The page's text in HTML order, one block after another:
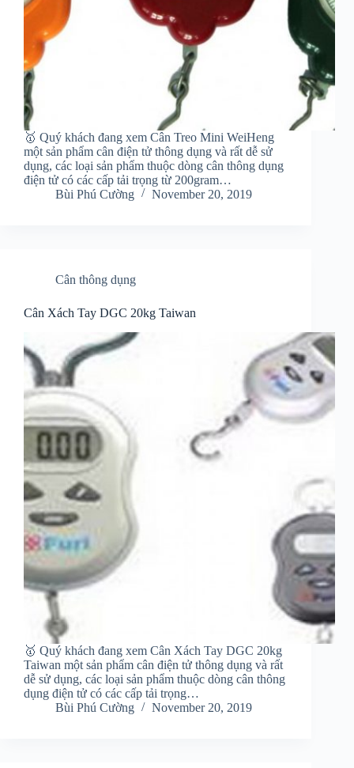
🥇 Quý khách đang xem Cân Treo Mini WeiHeng
một sản phẩm cân điện tử thông dụng và rất dễ sử
dụng, các loại sản phẩm thuộc dòng cân thông dụng
điện tử có các cấp tải trọng từ 200gram…
Bùi Phú Cường
November 20, 2019
Cân thông dụng
Cân Xách Tay DGC 20kg Taiwan
🥇 Quý khách đang xem Cân Xách Tay DGC 20kg
Taiwan một sản phẩm cân điện tử thông dụng và rất
dễ sử dụng, các loại sản phẩm thuộc dòng cân thông
dụng điện tử có các cấp tải trọng…
Bùi Phú Cường
November 20, 2019